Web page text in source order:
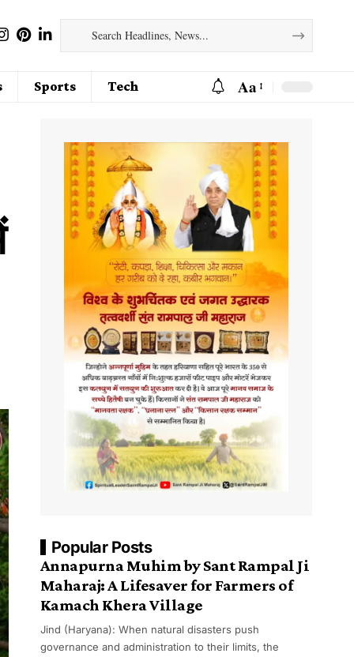
Sports Tech Aa
Popular Posts
Annapurna Muhim by Sant Rampal Ji
Maharaj: A Lifesaver for Farmers of
Kamach Khera Village
Jind (Haryana): When natural disasters push
governance and administration to their limits, the